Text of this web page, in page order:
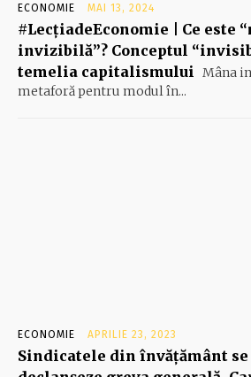
ECONOMIE MAI 13, 2024
#LecțiadeEconomie | Ce este
invizibilă”? Conceptul
temelia capitalismului Mâna
metaforă pentru modul în...
ECONOMIE APRILIE 23, 2023
Sindicatele din învăţământ se